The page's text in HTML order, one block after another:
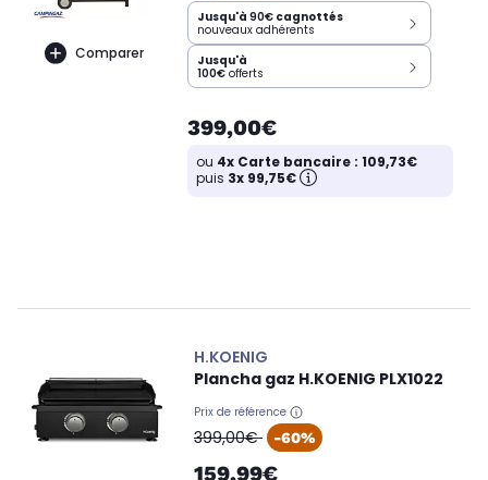
Comparer
Jusqu'à 90€ cagnottés
nouveaux adhérents
Jusqu'à
100€ offerts
399,00€
ou 4x Carte bancaire : 109,73€
puis 3x 99,75€
H.KOENIG
Plancha gaz H.KOENIG PLX1022
Prix de référence
oldPrice
399,00€ -60%
159,99€